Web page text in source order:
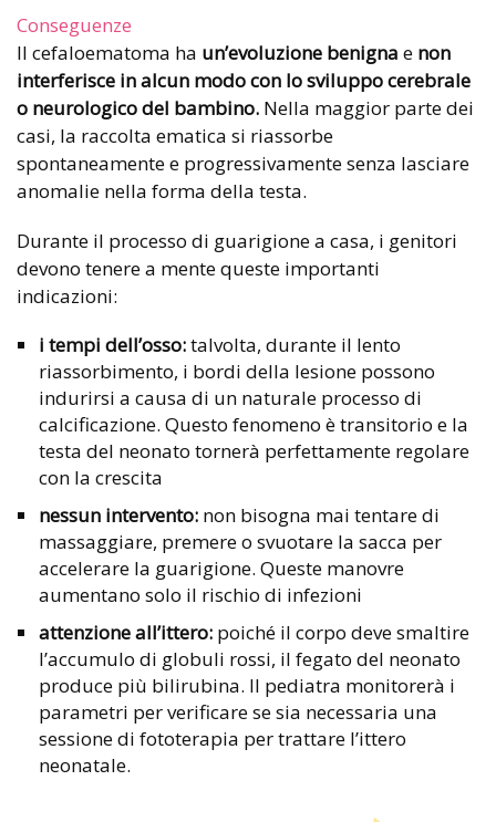
Conseguenze
Il cefaloematoma ha un’evoluzione benigna e non
interferisce in alcun modo con lo sviluppo cerebrale
o neurologico del bambino. Nella maggior parte dei
casi, la raccolta ematica si riassorbe
spontaneamente e progressivamente senza lasciare
anomalie nella forma della testa.
Durante il processo di guarigione a casa, i genitori
devono tenere a mente queste importanti
indicazioni:
i tempi dell’osso:talvolta, durante il lento
riassorbimento, i bordi della lesione possono
indurirsi a causa di un naturale processo di
calcificazione. Questo fenomeno è transitorio e la
testa del neonato tornerà perfettamente regolare
con la crescita
nessun intervento: non bisogna mai tentare di
massaggiare, premere o svuotare la sacca per
accelerare la guarigione. Queste manovre
aumentano solo il rischio di infezioni
attenzione all’ittero: poiché il corpo deve smaltire
l’accumulo di globuli rossi, il fegato del neonato
produce più bilirubina. Il pediatra monitorerà i
parametri per verificare se sia necessaria una
sessione di fototerapia per trattare l’ittero
neonatale.